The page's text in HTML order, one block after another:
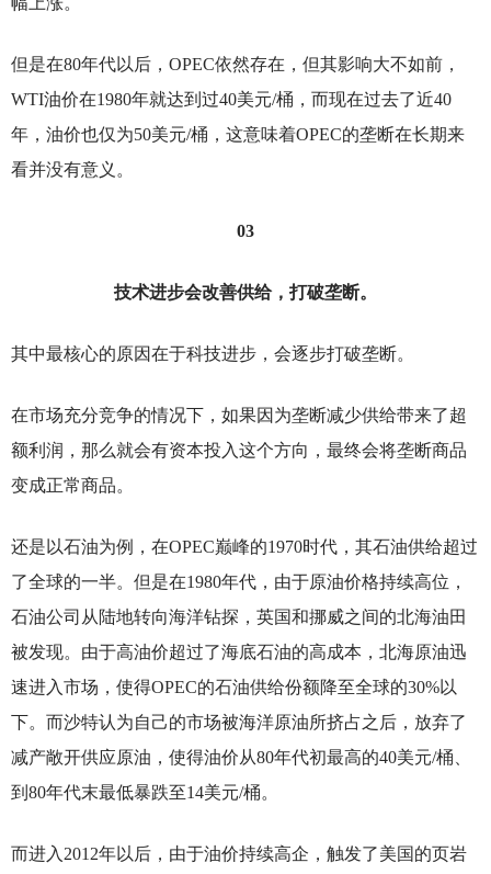
但是在80年代以后，OPEC依然存在，但其影响大不如前，
WTI油价在1980年就达到过40美元/桶，而现在过去了近40
年，油价也仅为50美元/桶，这意味着OPEC的垄断在长期来
看并没有意义。
03
技术进步会改善供给，打破垄断。
其中最核心的原因在于科技进步，会逐步打破垄断。
在市场充分竞争的情况下，如果因为垄断减少供给带来了超
额利润，那么就会有资本投入这个方向，最终会将垄断商品
变成正常商品。
还是以石油为例，在OPEC巅峰的1970时代，其石油供给超过
了全球的一半。但是在1980年代，由于原油价格持续高位，
石油公司从陆地转向海洋钻探，英国和挪威之间的北海油田
被发现。由于高油价超过了海底石油的高成本，北海原油迅
速进入市场，使得OPEC的石油供给份额降至全球的30%以
下。而沙特认为自己的市场被海洋原油所挤占之后，放弃了
减产敞开供应原油，使得油价从80年代初最高的40美元/桶、
到80年代末最低暴跌至14美元/桶。
而进入2012年以后，由于油价持续高企，触发了美国的页岩